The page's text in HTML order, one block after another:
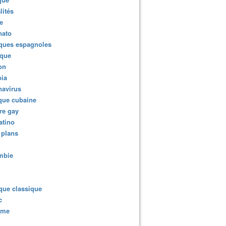
et fantasme d'effacement : enquête musicale par temps
espagnoles
cubaine
gay
classique